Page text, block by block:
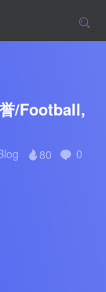
/Football,
80
0